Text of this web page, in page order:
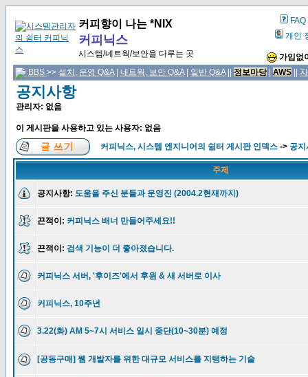
커피향이 나는 *NIX
커피닉스
시스템/네트웍/보안을 다루는 곳
FAQ
개인
가입없
BBS >> 설치, 운영 Q&A| 네트웍, 보안 Q&A| 일반 Q&A|| 정보마당| AWS
공지사항
관리자: 없음
이 게시판을 사용하고 있는 사용자: 없음
커피닉스, 시스템 엔지니어의 쉼터 게시판 인덱스 -> 공지
주제
공지사항: 도움을 주신 분들과 운영진 (2004.2현재까지)
끈적이: 커피닉스 배너 만들어주세요!!
끈적이: 검색 기능이 더 좋아졌습니다.
커피닉스 서버, '후이즈'에서 후원 & 새 서버로 이사
커피닉스, 10주년
3.22(화) AM 5~7시 서비스 일시 중단(10~30분) 예정
[공동구매] 웹 개발자를 위한 대규모 서비스를 지탱하는 기술